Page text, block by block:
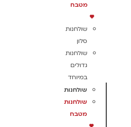
מטבח
שולחנות
סלון
שולחנות
גדולים
במיוחד
שולחנות
שולחנות
מטבח